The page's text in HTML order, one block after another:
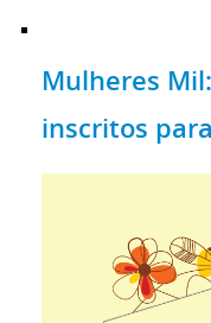
Mulheres
inscritos